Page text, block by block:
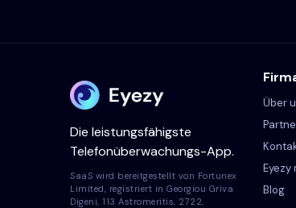
Die leistungsfähigste
Telefonüberwachungs-App.
SaaS wird bereitgestellt von Fortunex
Limited, registriert in Georgiou Griva
Digeni, 113 Astromeritis, 2722,
Über
Eyezy
Blog